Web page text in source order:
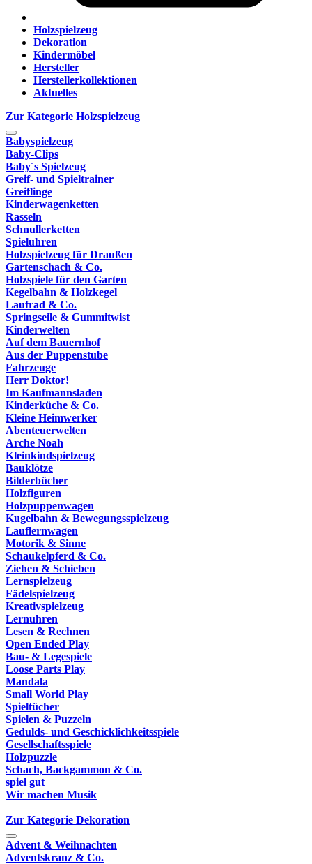
Holzspielzeug
Dekoration
Kindermöbel
Hersteller
Herstellerkollektionen
Aktuelles
Zur Kategorie Holzspielzeug
Babyspielzeug
Baby-Clips
Baby´s Spielzeug
Greif- und Spieltrainer
Greiflinge
Kinderwagenketten
Rasseln
Schnullerketten
Spieluhren
Holzspielzeug für Draußen
Gartenschach & Co.
Holzspiele für den Garten
Kegelbahn & Holzkegel
Laufrad & Co.
Springseile & Gummitwist
Kinderwelten
Auf dem Bauernhof
Aus der Puppenstube
Fahrzeuge
Herr Doktor!
Im Kaufmannsladen
Kinderküche & Co.
Kleine Heimwerker
Abenteuerwelten
Arche Noah
Kleinkindspielzeug
Bauklötze
Bilderbücher
Holzfiguren
Holzpuppenwagen
Kugelbahn & Bewegungsspielzeug
Lauflernwagen
Motorik & Sinne
Schaukelpferd & Co.
Ziehen & Schieben
Lernspielzeug
Fädelspielzeug
Kreativspielzeug
Lernuhren
Lesen & Rechnen
Open Ended Play
Bau- & Legespiele
Loose Parts Play
Mandala
Small World Play
Spieltücher
Spielen & Puzzeln
Gedulds- und Geschicklichkeitsspiele
Gesellschaftsspiele
Holzpuzzle
Schach, Backgammon & Co.
spiel gut
Wir machen Musik
Zur Kategorie Dekoration
Advent & Weihnachten
Adventskranz & Co.